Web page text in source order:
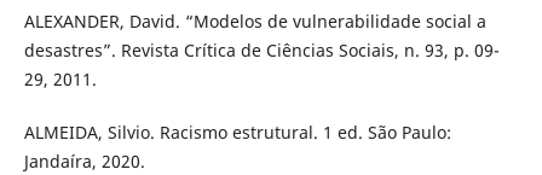
ALEXANDER, David. “Modelos de vulnerabilidade social a
desastres”. Revista Crítica de Ciências Sociais, n. 93, p. 09-
29, 2011.
ALMEIDA, Silvio. Racismo estrutural. 1 ed. São Paulo:
Jandaíra, 2020.